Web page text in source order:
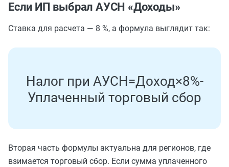
Если ИП выбрал АУСН «Доходы»
Ставка для расчета — 8 %, а формула выглядит так:
Налог при АУСН=Доход×8%-
Уплаченный торговый сбор
Вторая часть формулы актуальна для регионов, где
взимается торговый сбор. Если сумма уплаченного